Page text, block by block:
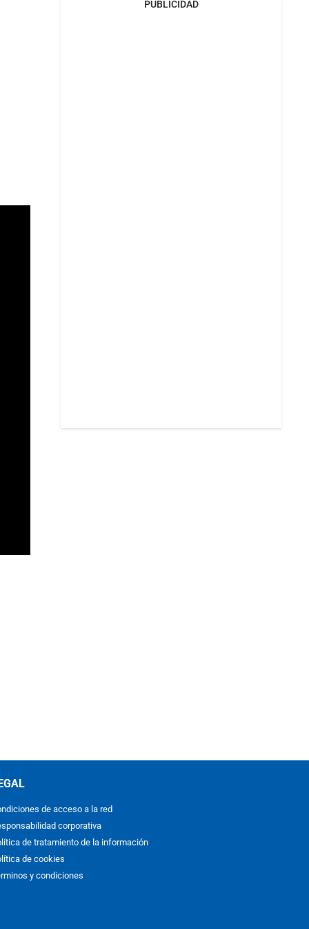
PUBLICIDAD
de acceso a la red
corporativa
de tratamiento de la información
de cookies
y condiciones